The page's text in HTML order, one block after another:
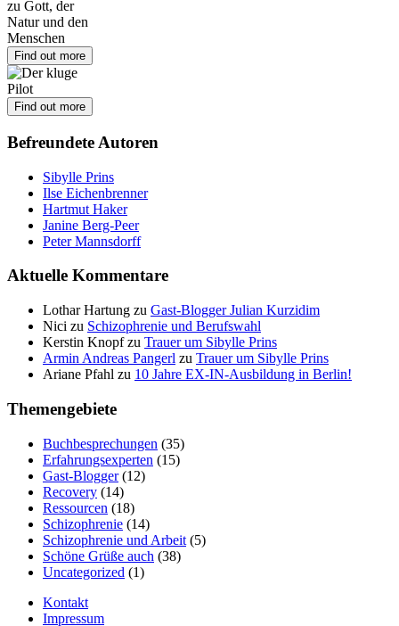
Find out more
Find out more
Befreundete Autoren
Sibylle Prins
Ilse Eichenbrenner
Hartmut Haker
Janine Berg-Peer
Peter Mannsdorff
Aktuelle Kommentare
Lothar Hartung zu Gast-Blogger Julian Kurzidim
Nici zu Schizophrenie und Berufswahl
Kerstin Knopfzu Trauer um Sibylle Prins
Armin Andreas Pangerl zu Trauer um Sibylle Prins
Ariane Pfahl zu 10 Jahre EX-IN-Ausbildung in Berlin!
Themengebiete
Buchbesprechungen (35)
Erfahrungsexperten (15)
Gast-Blogger(12)
Recovery (14)
Ressourcen (18)
Schizophrenie (14)
Schizophrenie und Arbeit (5)
Schöne Grüße auch (38)
Uncategorized (1)
Kontakt
Impressum